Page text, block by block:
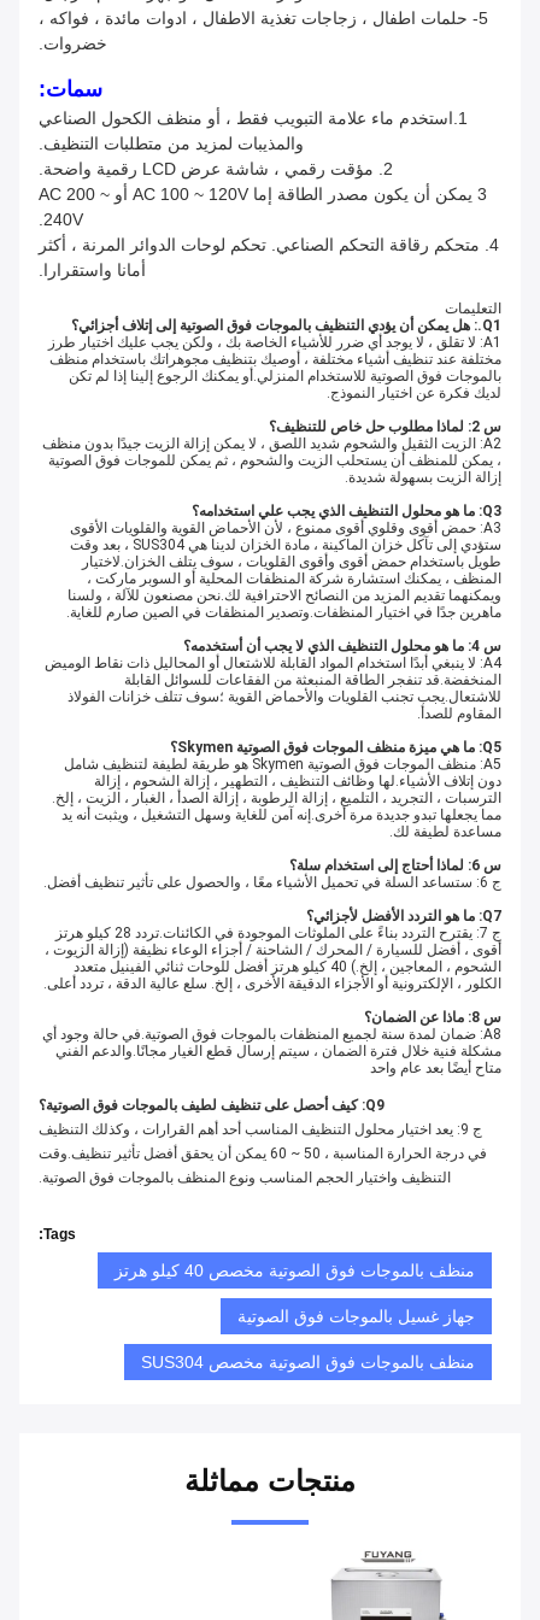
5- حلمات اطفال ، زجاجات تغذية الاطفال ، ادوات مائدة ، فواكه ،
خضروات.
سمات:
1.استخدم ماء علامة التبويب فقط ، أو منظف الكحول الصناعي
والمذيبات لمزيد من متطلبات التنظيف.
2. مؤقت رقمي ، شاشة عرض LCD رقمية واضحة.
3 يمكن أن يكون مصدر الطاقة إما AC 100 ~ 120V أو AC 200 ~
240V.
4. متحكم رقاقة التحكم الصناعي. تحكم لوحات الدوائر المرنة ، أكثر
أمانا واستقرارا.
التعليمات
Q1.: هل يمكن أن يؤدي التنظيف بالموجات فوق الصوتية إلى إتلاف أجزائي؟
A1: لا تقلق ، لا يوجد أي ضرر للأشياء الخاصة بك ، ولكن يجب عليك اختيار طرز
مختلفة عند تنظيف أشياء مختلفة ، أوصيك بتنظيف مجوهراتك باستخدام منظف
بالموجات فوق الصوتية للاستخدام المنزلي.أو يمكنك الرجوع إلينا إذا لم تكن
لديك فكرة عن اختيار النموذج.
س 2: لماذا مطلوب حل خاص للتنظيف؟
A2: الزيت الثقيل والشحوم شديد اللصق ، لا يمكن إزالة الزيت جيدًا بدون منظف
، يمكن للمنظف أن يستحلب الزيت والشحوم ، ثم يمكن للموجات فوق الصوتية
إزالة الزيت بسهولة شديدة.
Q3: ما هو محلول التنظيف الذي يجب علي استخدامه؟
A3: حمض أقوى وقلوي أقوى ممنوع ، لأن الأحماض القوية والقلويات الأقوى
ستؤدي إلى تآكل خزان الماكينة ، مادة الخزان لدينا هي SUS304 ، بعد وقت
طويل باستخدام حمض أقوى وأقوى القلويات ، سوف يتلف الخزان.لاختيار
المنظف ، يمكنك استشارة شركة المنظفات المحلية أو السوبر ماركت ،
ويمكنهما تقديم المزيد من النصائح الاحترافية لك.نحن مصنعون للآلة ، ولسنا
ماهرين جدًا في اختيار المنظفات.وتصدير المنظفات في الصين صارم للغاية.
س 4: ما هو محلول التنظيف الذي لا يجب أن أستخدمه؟
A4: لا ينبغي أبدًا استخدام المواد القابلة للاشتعال أو المحاليل ذات نقاط الوميض
المنخفضة.قد تنفجر الطاقة المنبعثة من الفقاعات للسوائل القابلة
للاشتعال.يجب تجنب القلويات والأحماض القوية ؛سوف تتلف خزانات الفولاذ
المقاوم للصدأ.
Q5: ما هي ميزة منظف الموجات فوق الصوتية Skymen؟
A5: منظف الموجات فوق الصوتية Skymen هو طريقة لطيفة لتنظيف شامل
دون إتلاف الأشياء.لها وظائف التنظيف ، التطهير ، إزالة الشحوم ، إزالة
الترسبات ، التجريد ، التلميع ، إزالة الرطوبة ، إزالة الصدأ ، الغبار ، الزيت ، إلخ.
مما يجعلها تبدو جديدة مرة أخرى.إنه آمن للغاية وسهل التشغيل ، ويثبت أنه يد
مساعدة لطيفة لك.
س 6: لماذا أحتاج إلى استخدام سلة؟
ج 6: ستساعد السلة في تحميل الأشياء معًا ، والحصول على تأثير تنظيف أفضل.
Q7: ما هو التردد الأفضل لأجزائي؟
ج 7: يقترح التردد بناءً على الملوثات الموجودة في الكائنات.تردد 28 كيلو هرتز
أقوى ، أفضل للسيارة / المحرك / الشاحنة / أجزاء الوعاء نظيفة (إزالة الزيوت ،
الشحوم ، المعاجين ، إلخ.) 40 كيلو هرتز أفضل للوحات ثنائي الفينيل متعدد
الكلور ، الإلكترونية أو الأجزاء الدقيقة الأخرى ، إلخ. سلع عالية الدقة ، تردد أعلى.
س 8: ماذا عن الضمان؟
A8: ضمان لمدة سنة لجميع المنظفات بالموجات فوق الصوتية.في حالة وجود أي
مشكلة فنية خلال فترة الضمان ، سيتم إرسال قطع الغيار مجانًا.والدعم الفني
متاح أيضًا بعد عام واحد
Q9: كيف أحصل على تنظيف لطيف بالموجات فوق الصوتية؟
ج 9: يعد اختيار محلول التنظيف المناسب أحد أهم القرارات ، وكذلك التنظيف
في درجة الحرارة المناسبة ، 50 ~ 60 يمكن أن يحقق أفضل تأثير تنظيف.وقت
التنظيف واختيار الحجم المناسب ونوع المنظف بالموجات فوق الصوتية.
Tags:
منظف ​​بالموجات فوق الصوتية مخصص 40 كيلو هرتز
جهاز غسيل بالموجات فوق الصوتية
منظف بالموجات فوق الصوتية مخصص SUS304
منتجات مماثلة